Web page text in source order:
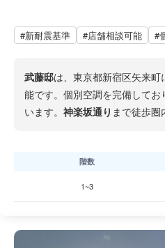
#新耐震基準 #店舗相談可能 #
武藤邸は、東京都新宿区矢来
能です。個別空調を完備して
います。 神楽坂通り まで徒歩
階数
1~3